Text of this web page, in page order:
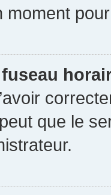
moment
peut que le